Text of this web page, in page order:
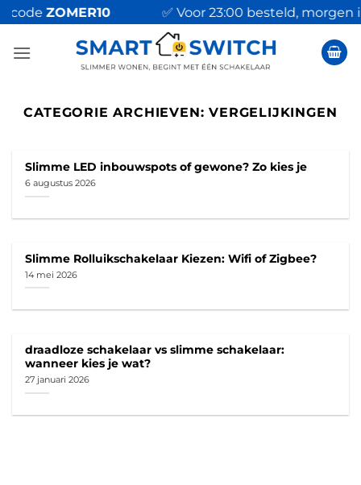
Ga
naar
inhoud
ZOMER10 ✅ Voor 23:00 besteld, morgen in
CATEGORIE ARCHIEVEN:VERGELIJKINGEN
Slimme LED inbouwspots of gewone? Zo kies je
6 augustus 2026
Slimme Rolluikschakelaar Kiezen: Wifi of Zigbee?
14 mei 2026
draadloze schakelaar vs slimme schakelaar:
wanneer kies je wat?
27 januari 2026